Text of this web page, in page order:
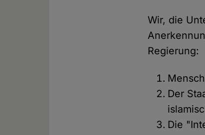
Wir, die
Regierung:
Der
Die